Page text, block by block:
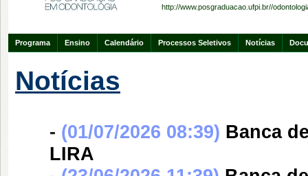
http://www.posgraduacao.ufpi.br//
Programa Ensino Calendário Processos Seletivos Notícias
Notícias
- (01/07/2026 08:39) Banca
LIRA